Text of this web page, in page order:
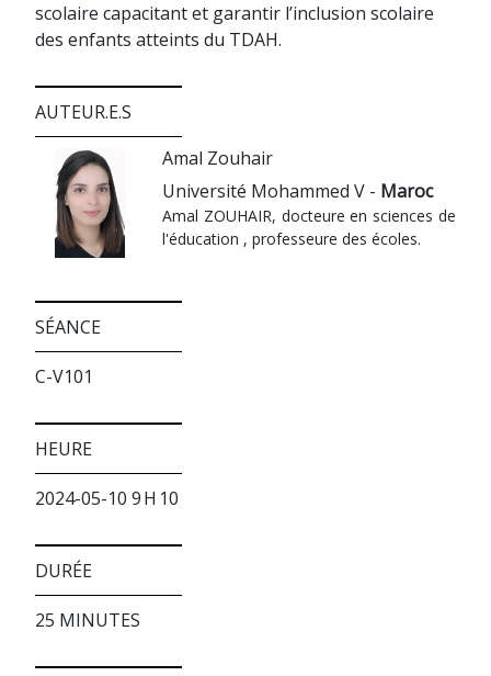
scolaire capacitant et garantir l’inclusion scolaire
des enfants atteints du TDAH.
AUTEUR.E.S
Amal Zouhair
Université Mohammed V - Maroc
Amal ZOUHAIR, docteure en sciences de
l'éducation , professeure des écoles.
SÉANCE
C-V101
HEURE
2024-05-10 9 H 10
DURÉE
25 MINUTES